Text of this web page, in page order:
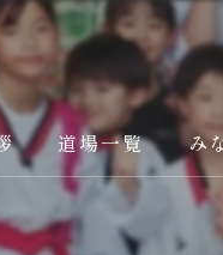
道場一覧
樋口道場本部
み